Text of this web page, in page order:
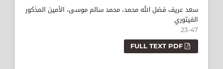
سعد عريف فضل الله محمد، محمد سالم موسى، الأمين المذكور
الفيتوري
23-47
FULL TEXT PDF